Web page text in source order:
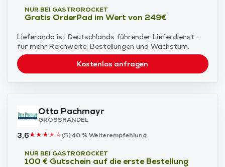
NUR BEI GASTROROCKET
Gratis OrderPad im Wert von 249€
Lieferando ist Deutschlands führender Lieferdienst -
für mehr Reichweite, Bestellungen und Wachstum.
Kostenlos anfragen
Otto Pachmayr
GROSSHANDEL
3,6★★★★☆(5)40 % Weiterempfehlung
NUR BEI GASTROROCKET
100 € Gutschein auf die erste Bestellung